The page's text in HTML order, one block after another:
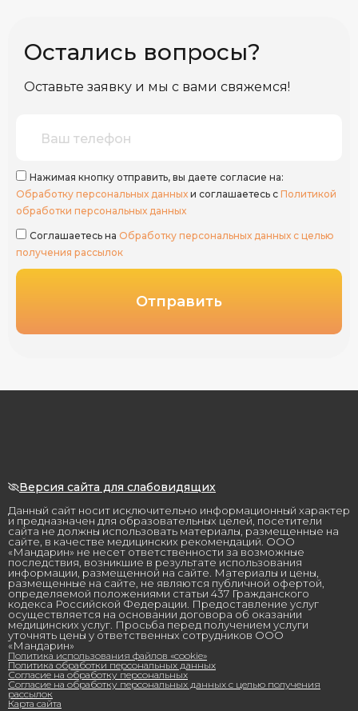
Остались вопросы?
Оставьте заявку и мы с вами свяжемся!
Нажимая кнопку отправить, вы даете согласие на:
Обработку персональных данных и соглашаетесь с Политикой
обработки персональных данных
Соглашаетесь на Обработку персональных данных с целью
получения рассылок
Отправить
Данный сайт носит исключительно информационный характер
и предназначен для образовательных целей, посетители
сайта не должны использовать материалы, размещенные на
сайте, в качестве медицинских рекомендаций. ООО
«Мандарин» не несет ответственности за возможные
последствия, возникшие в результате использования
информации, размещенной на сайте. Материалы и цены,
размещенные на сайте, не являются публичной офертой,
определяемой положениями статьи 437 Гражданского
кодекса Российской Федерации. Предоставление услуг
осуществляется на основании договора об оказании
медицинских услуг. Просьба перед получением услуги
уточнять цены у ответственных сотрудников ООО
«Мандарин»
Политика использования файлов «cookie»
Политика обработки персональных данных
Согласие на обработку персональных
Согласие на обработку персональных данных с целью получения
рассылок
Карта сайта
Версия сайта для слабовидящих